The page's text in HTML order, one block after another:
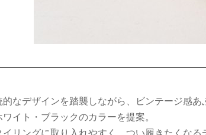
的なデザインを踏襲しながら、ビンテージ感
ワイト・ブラックのカラーを提案。